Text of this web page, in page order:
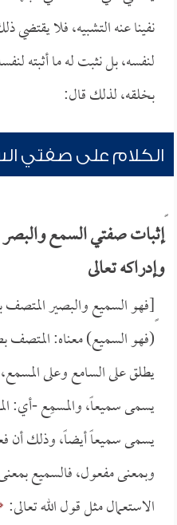
نفينا عنه التشبيه، فلا يقتضي
لنفسه، بل نثبت له ما أثبته
بخلقه، لذلك قال:
الكلام على صفتي
إثبات صفتي السمع والبصر
وإدراكه تعالى
ٍ[فهو السميع والبصير
(فهو السميع) معناه: المتصف
يطلق على السامع وعلى
يسمى سميعاً، والمسمِع -أي:
يسمى سميعاً أيضاً، وذلك أن
وبمعنى مفعول، فالسميع
الاستعمال مثل قول الله تعالى: